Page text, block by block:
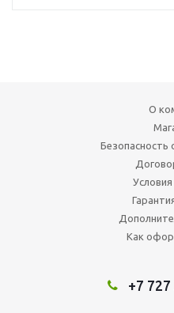
О
Безопасность
Как
+7